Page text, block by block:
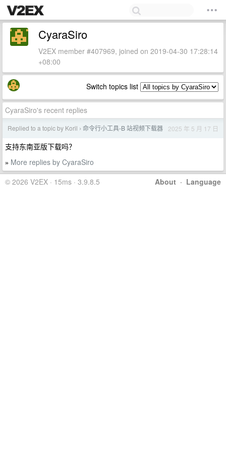
CyaraSiro
V2EX member #407969, joined on 2019-04-30 17:28:14
+08:00
Switch topics list
CyaraSiro's recent replies
Replied to a topic by Koril › 命令行小工具-B 站视频下载器 2025 年 5 月 17 日
支持东南亚版下载吗？
» More replies by CyaraSiro
About · Language
© 2026 V2EX · 15ms · 3.9.8.5